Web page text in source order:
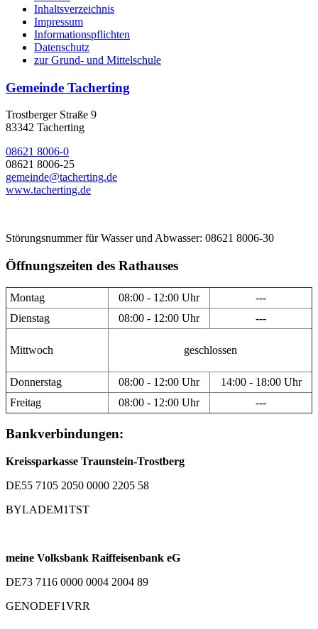
Inhaltsverzeichnis
Impressum
Informationspflichten
Datenschutz
zur Grund- und Mittelschule
Gemeinde Tacherting
Trostberger Straße 9
83342 Tacherting
08621 8006-0
08621 8006-25
gemeinde@tacherting.de
www.tacherting.de
Störungsnummer für Wasser und Abwasser: 08621 8006-30
Öffnungszeiten des Rathauses
Montag 08:00 - 12:00 Uhr
---
Dienstag
08:00 - 12:00 Uhr ---
Mittwoch geschlossen
Donnerstag 08:00 - 12:00 Uhr
14:00 - 18:00 Uhr
Freitag
08:00 - 12:00 Uhr ---
Bankverbindungen:
Kreissparkasse Traunstein-Trostberg
DE55 7105 2050 0000 2205 58
BYLADEM1TST
meine Volksbank Raiffeisenbank eG
DE73 7116 0000 0004 2004 89
GENODEF1VRR